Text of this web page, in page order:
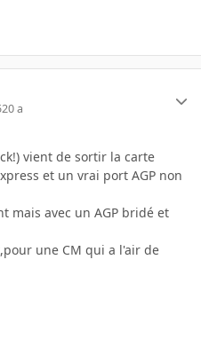
20 a
vient de sortir la carte
et un vrai port AGP non
mais avec un AGP bridé et
une CM qui a l'air de